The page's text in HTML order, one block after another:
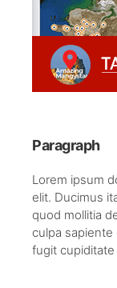
Paragraph
Lorem ipsum
elit. Ducimus
quod mollitia
culpa
fugit